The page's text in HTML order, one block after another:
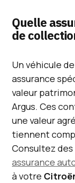
Quelle
de
Un véhicule
assurance
valeur
Argus. Ces
une valeur
tiennent
Consultez
assurance
à votre